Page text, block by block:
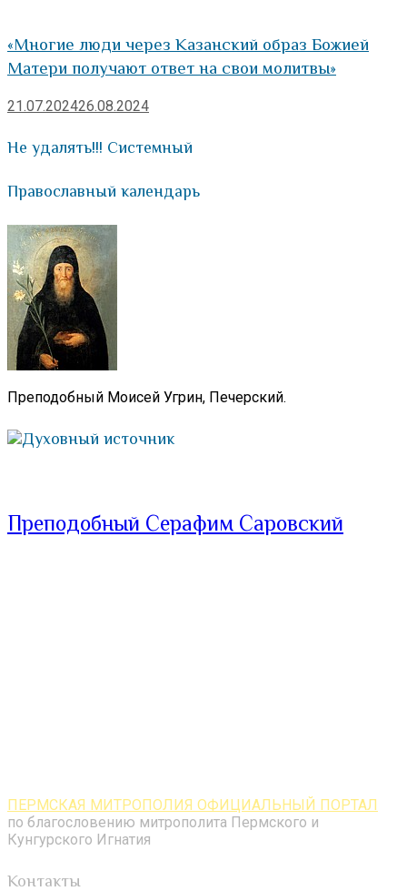
«Многие люди через Казанский образ Божией
Матери получают ответ на свои молитвы»
21.07.202426.08.2024
Не удалять!!! Системный
Православный календарь
Преподобный Моисей Угрин, Печерский.
Духовный источник
Преподобный Серафим Саровский
ПЕРМСКАЯ МИТРОПОЛИЯ ОФИЦИАЛЬНЫЙ ПОРТАЛ
по благословению митрополита Пермского и
Кунгурского Игнатия
Контакты